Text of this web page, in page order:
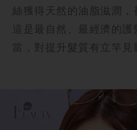
絲獲得天然的油脂滋潤，
這是最自然、最經濟的護
當，對提升髮質有立竿見